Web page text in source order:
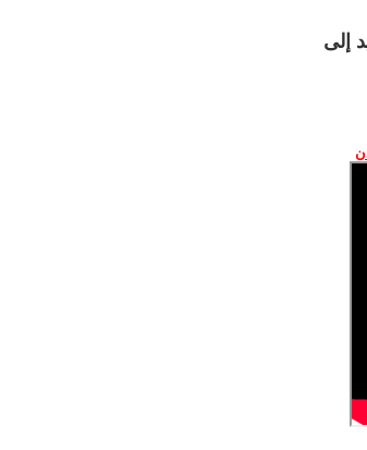
إلى